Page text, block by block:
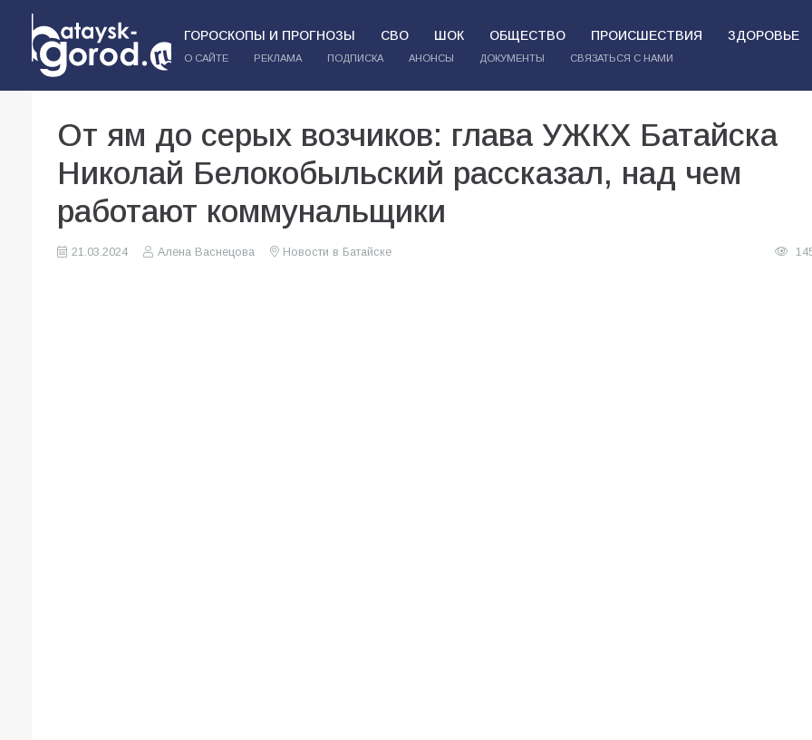
ГОРОСКОПЫ И ПРОГНОЗЫ СВО ШОК ОБЩЕСТВО ПРОИСШЕСТВИЯ ЗДОРОВЬЕ
О САЙТЕ РЕКЛАМА ПОДПИСКА АНОНСЫ ДОКУМЕНТЫ СВЯЗАТЬСЯ С НАМИ
От ям до серых возчиков: глава УЖКХ Батайска
Николай Белокобыльский рассказал, над чем
работают коммунальщики
21.03.2024 Алена Васнецова Новости в Батайске